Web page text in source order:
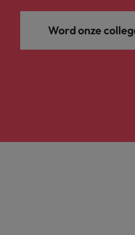
Word onze